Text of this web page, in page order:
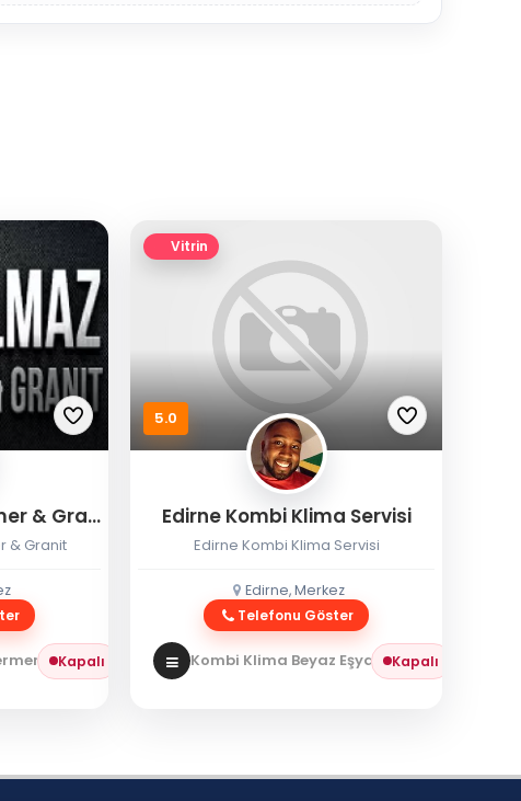
Eryılmaz Edirne Mermer & Granit
& Granit
/ Granit
Kapalı
Vitrin
5.0
Edirne Kombi Klima Servisi
Edirne Kombi Klima Servisi
Edirne, Merkez
Telefonu Göster
Kombi Klima Beyaz Eşya Kombi Servisi
Kapalı